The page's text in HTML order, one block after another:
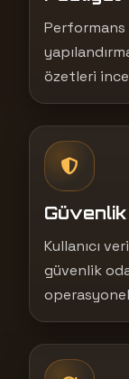
Performans
özetleri
Kullanıcı
güvenlik